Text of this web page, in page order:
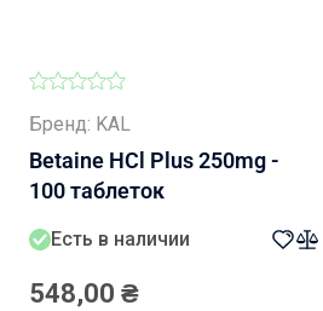
Бренд: KAL
Betaine HCl Plus 250mg -
100 таблеток
Есть в наличии
548,00 ₴